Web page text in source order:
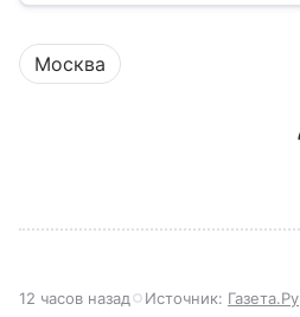
Москва
12 часов назад Источник: Газета.Ру